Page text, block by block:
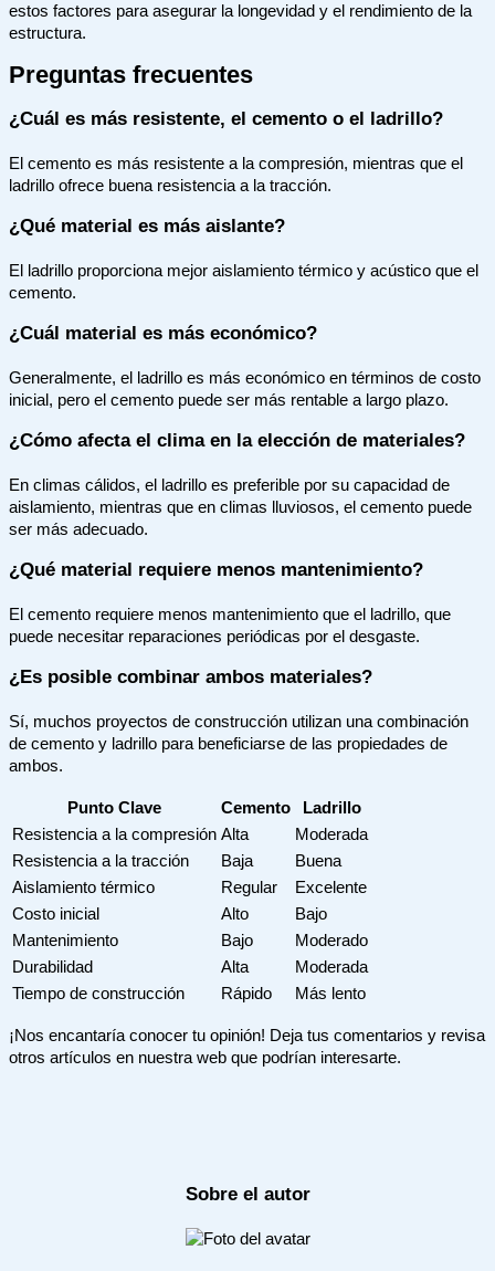
estos factores para asegurar la longevidad y el rendimiento de la
estructura.
Preguntas frecuentes
¿Cuál es más resistente, el cemento o el ladrillo?
El cemento es más resistente a la compresión, mientras que el
ladrillo ofrece buena resistencia a la tracción.
¿Qué material es más aislante?
El ladrillo proporciona mejor aislamiento térmico y acústico que el
cemento.
¿Cuál material es más económico?
Generalmente, el ladrillo es más económico en términos de costo
inicial, pero el cemento puede ser más rentable a largo plazo.
¿Cómo afecta el clima en la elección de materiales?
En climas cálidos, el ladrillo es preferible por su capacidad de
aislamiento, mientras que en climas lluviosos, el cemento puede
ser más adecuado.
¿Qué material requiere menos mantenimiento?
El cemento requiere menos mantenimiento que el ladrillo, que
puede necesitar reparaciones periódicas por el desgaste.
¿Es posible combinar ambos materiales?
Sí, muchos proyectos de construcción utilizan una combinación
de cemento y ladrillo para beneficiarse de las propiedades de
ambos.
Punto Clave Cemento
Ladrillo
Resistencia a la compresión Alta
Moderada
Resistencia a la tracción
Baja
Buena
Aislamiento térmico
Regular
Excelente
Costo inicial
Alto
Bajo
Mantenimiento
Bajo
Moderado
Durabilidad
Alta
Moderada
Tiempo de construcción
Rápido Más lento
¡Nos encantaría conocer tu opinión! Deja tus comentarios y revisa
otros artículos en nuestra web que podrían interesarte.
Sobre el autor